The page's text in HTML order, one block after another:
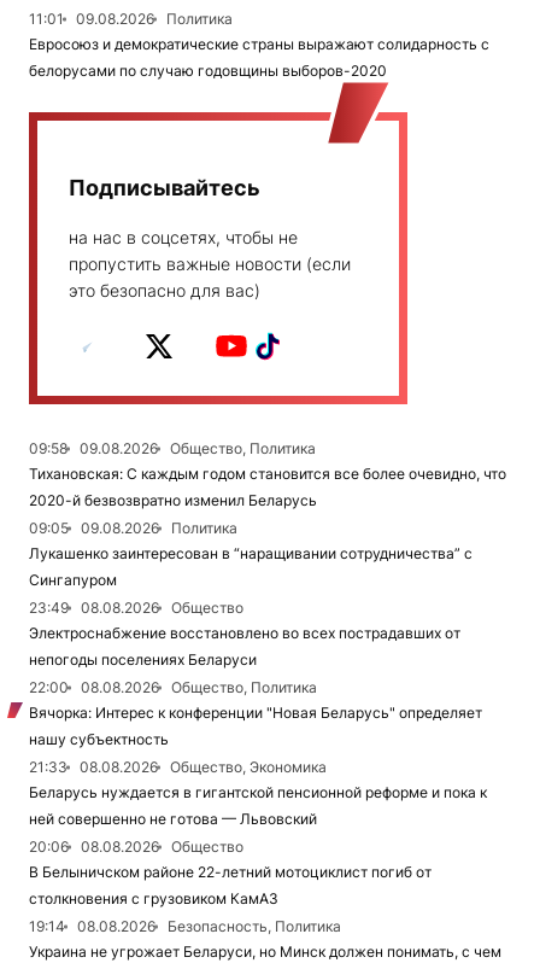
11:01 09.08.2026
Политика
Евросоюз и демократические страны выражают солидарность с
белорусами по случаю годовщины выборов-2020
Подписывайтесь
на нас в соцсетях, чтобы не
пропустить важные новости (если
это безопасно для вас)
09:58 09.08.2026
Общество, Политика
Тихановская: С каждым годом становится все более очевидно, что
2020-й безвозвратно изменил Беларусь
09:05
09.08.2026
Политика
Лукашенко заинтересован в “наращивании сотрудничества” с
Сингапуром
23:49
08.08.2026
Общество
Электроснабжение восстановлено во всех пострадавших от
непогоды поселениях Беларуси
22:00
08.08.2026
Общество, Политика
Вячорка: Интерес к конференции "Новая Беларусь" определяет
нашу субъектность
21:33
08.08.2026
Общество, Экономика
Беларусь нуждается в гигантской пенсионной реформе и пока к
ней совершенно не готова — Львовский
20:06
08.08.2026
Общество
В Белыничском районе 22-летний мотоциклист погиб от
столкновения с грузовиком КамАЗ
19:14
08.08.2026
Безопасность, Политика
Украина не угрожает Беларуси, но Минск должен понимать, с чем